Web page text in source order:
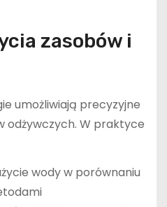
zasobów i
umożliwiają precyzyjne
odżywczych. W praktyce
wody w porównaniu